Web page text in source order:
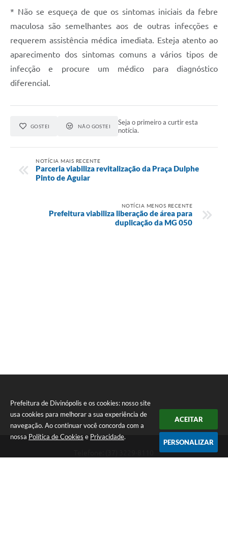
Prefeitura de Divinópolis e os cookies: nosso site
usa cookies para melhorar a sua experiência de
navegação. Ao continuar você concorda com a
nossa Política de Cookies e Privacidade.
ACEITAR
PERSONALIZAR
* Não se esqueça de que os sintomas iniciais da febre
maculosa são semelhantes aos de outras infecções e
requerem assistência médica imediata. Esteja atento ao
aparecimento dos sintomas comuns a vários tipos de
infecção e procure um médico para diagnóstico
diferencial.
GOSTEI NÃO GOSTEI
Seja o primeiro a curtir esta
notícia.
NOTÍCIA MAIS RECENTE
Parceria viabiliza revitalização da Praça Dulphe
Pinto de Aguiar
NOTÍCIA MENOS RECENTE
Prefeitura viabiliza liberação de área para
duplicação da MG 050